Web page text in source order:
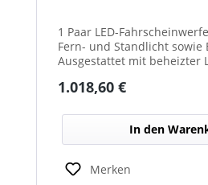
1 Paar LED-
Fern- und Standlicht sowie
Ausgestattet mit beheizter
Witterungsbedingungen.
Arbeitsbereichen bei allen
Balkenbreiten mit
können geringfügig von
Standardbreiten
2 Scheinwerfermodulen,
Regulärer Preis:
1.018,60 €
In den
Merken